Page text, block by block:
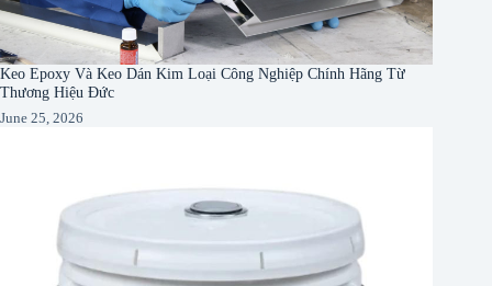
Keo Epoxy Và Keo Dán Kim Loại Công Nghiệp Chính Hãng Từ
Thương Hiệu Đức
June 25, 2026